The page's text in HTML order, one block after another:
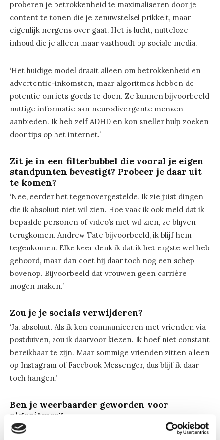
proberen je betrokkenheid te maximaliseren door je
content te tonen die je zenuwstelsel prikkelt, maar
eigenlijk nergens over gaat. Het is lucht, nutteloze
inhoud die je alleen maar vasthoudt op sociale media.
‘Het huidige model draait alleen om betrokkenheid en
advertentie-inkomsten, maar algoritmes hebben de
potentie om iets goeds te doen. Ze kunnen bijvoorbeeld
nuttige informatie aan neurodivergente mensen
aanbieden. Ik heb zelf ADHD en kon sneller hulp zoeken
door tips op het internet.’
Zit je in een filterbubbel die vooral je eigen
standpunten bevestigt? Probeer je daar uit
te komen?
‘Nee, eerder het tegenovergestelde. Ik zie juist dingen
die ik absoluut niet wil zien. Hoe vaak ik ook meld dat ik
bepaalde personen of video’s niet wil zien, ze blijven
terugkomen. Andrew Tate bijvoorbeeld, ik blijf hem
tegenkomen. Elke keer denk ik dat ik het ergste wel heb
gehoord, maar dan doet hij daar toch nog een schep
bovenop. Bijvoorbeeld dat vrouwen geen carrière
mogen maken.’
Zou je je socials verwijderen?
‘Ja, absoluut. Als ik kon communiceren met vrienden via
postduiven, zou ik daarvoor kiezen. Ik hoef niet constant
bereikbaar te zijn. Maar sommige vrienden zitten alleen
op Instagram of Facebook Messenger, dus blijf ik daar
toch hangen.’
Ben je weerbaarder geworden voor
algoritmes?
‘Ik denk het wel, maar niet omdat ik mijn gedrag bewust